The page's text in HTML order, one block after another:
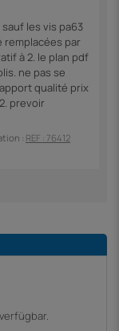
les vis pa63
remplacées par
à 2. le plan pdf
ne pas se
qualité prix
prevoir
: REF : 76412